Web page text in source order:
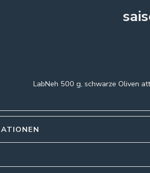
LabNeh 500 g, schwarze Oliven